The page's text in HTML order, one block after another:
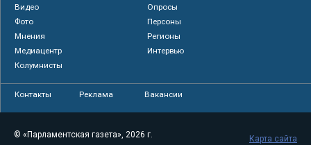
Видео
Опросы
Фото
Персоны
Мнения
Регионы
Медиацентр
Интервью
Колумнисты
Контакты Реклама Вакансии
© «Парламентская газета», 2026 г.
Карта сайта